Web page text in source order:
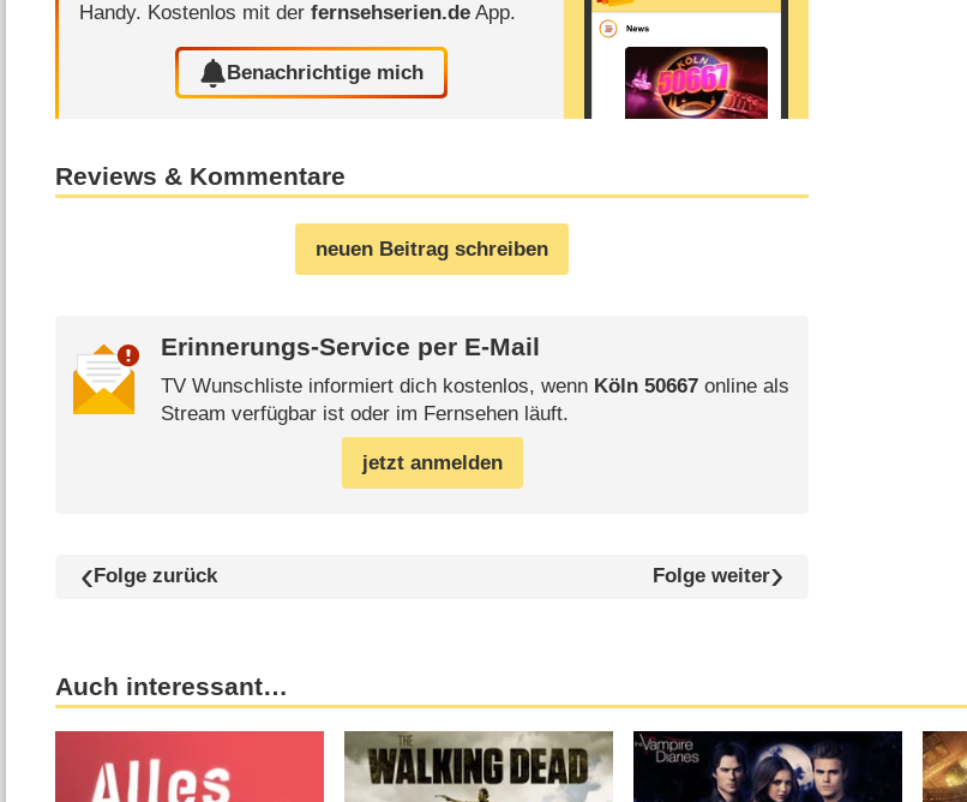
Handy. Kostenlos mit derfernsehserien.de App.
Benachrichtige mich
Reviews & Kommentare
neuen Beitrag schreiben
Erinnerungs-Service per E-Mail
TV Wunschliste informiert dich kostenlos, wenn Köln 50667online als
Stream verfügbar ist oder im Fernsehen läuft.
jetzt anmelden
Folge zurück Folge weiter
Auch interessant…